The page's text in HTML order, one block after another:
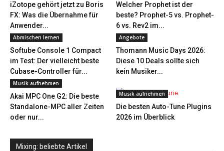
iZotope gehört jetzt zu Boris
FX: Was die Übernahme für
Anwender...
Welcher Prophet ist der
beste? Prophet-5 vs. Prophet-
6 vs. Rev2 im...
Abmischen lernen
Softube Console 1 Compact
im Test: Der vielleicht beste
Cubase-Controller für...
Angebote
Thomann Music Days 2026:
Diese 10 Deals sollte sich
kein Musiker...
Musik aufnehmen
Akai MPC One G2: Die beste
Standalone-MPC aller Zeiten
oder nur...
Musik aufnehmen
Die besten Auto-Tune Plugins
2026 im Überblick
Mixing: beliebte Artikel